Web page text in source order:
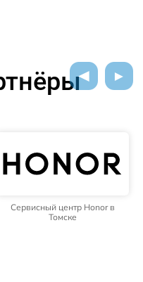
Сервисный центр Honor в
Томске